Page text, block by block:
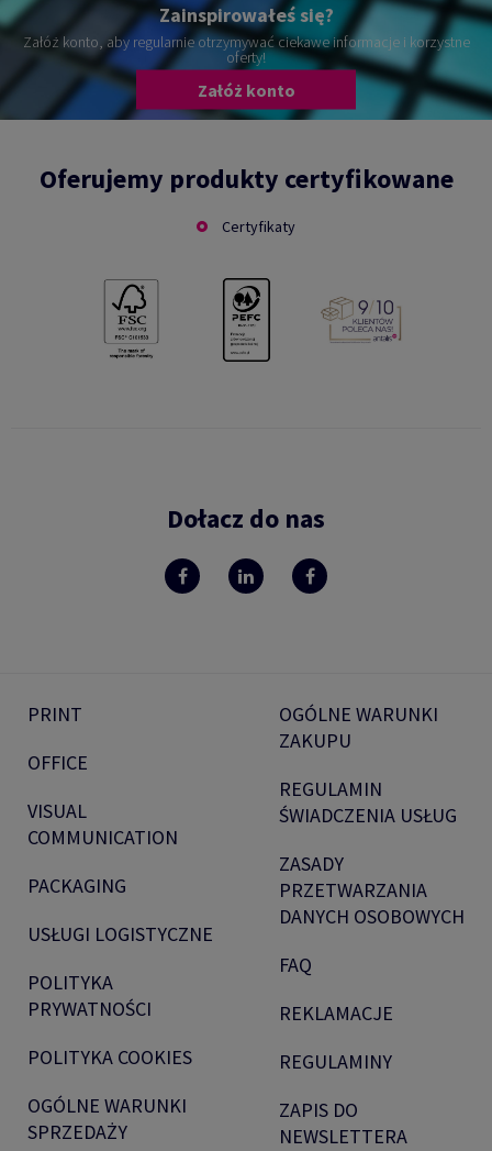
Zainspirowałeś się?
Załóż konto, aby regularnie otrzymywać ciekawe informacje i korzystne
oferty!
Załóż konto
Oferujemy produkty certyfikowane
Certyfikaty
Dołacz do nas
PRINT
OFFICE
VISUAL
COMMUNICATION
PACKAGING
USŁUGI LOGISTYCZNE
POLITYKA
PRYWATNOŚCI
POLITYKA COOKIES
OGÓLNE WARUNKI
SPRZEDAŻY
OGÓLNE WARUNKI
ZAKUPU
REGULAMIN
ŚWIADCZENIA USŁUG
ZASADY
PRZETWARZANIA
DANYCH OSOBOWYCH
FAQ
REKLAMACJE
REGULAMINY
ZAPIS DO
NEWSLETTERA